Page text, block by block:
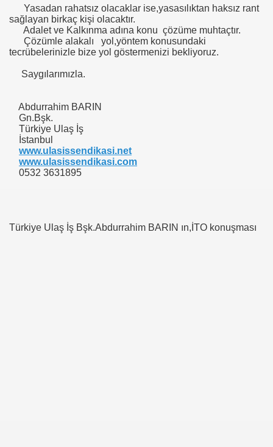
Yasadan rahatsız olacaklar ise,yasasılıktan haksız rant
sağlayan birkaç kişi olacaktır.
Adalet ve Kalkınma adına konu çözüme muhtaçtır.
Çözümle alakalı yol,yöntem konusundaki
tecrübelerinizle bize yol göstermenizi bekliyoruz.
Saygılarımızla.
Abdurrahim BARIN
Gn.Bşk.
Türkiye Ulaş İş
İstanbul
www.ulasissendikasi.net
www.ulasissendikasi.com
0532 3631895
Türkiye Ulaş İş Bşk.Abdurrahim BARIN ın,İTO konuşması